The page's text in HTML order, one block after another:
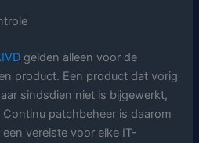
gelden alleen voor de
product. Een product dat vorig
sindsdien niet is bijgewerkt,
patchbeheer is daarom
vereiste voor elke IT-